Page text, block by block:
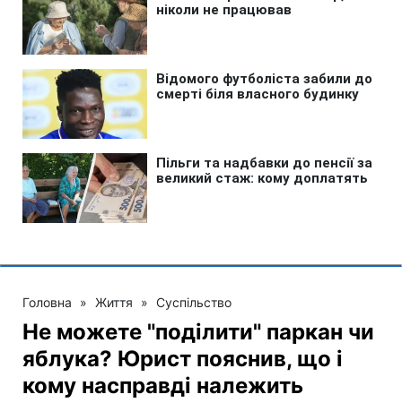
Головна » Життя » Суспільство
Не можете "поділити" паркан чи
яблука? Юрист пояснив, що і
кому насправді належить